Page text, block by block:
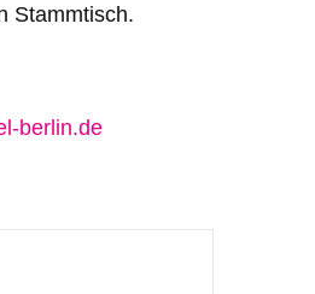
Stammtisch.
berlin.de